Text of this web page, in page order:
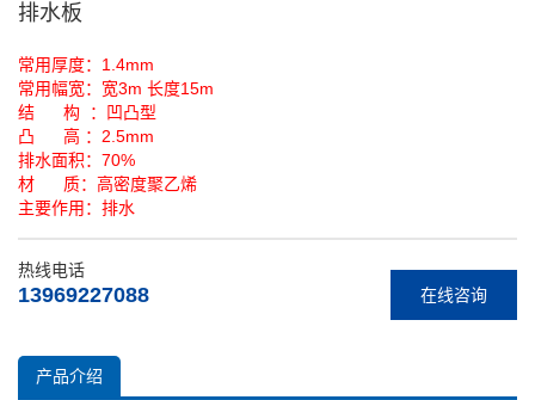
排水板
常用厚度：1.4mm
常用幅宽：宽3m 长度15m
结 构 ：凹凸型
凸 高 ：2.5mm
排水面积：70%
材 质：高密度聚乙烯
主要作用：排水
在线咨询
热线电话
13969227088
产品介绍